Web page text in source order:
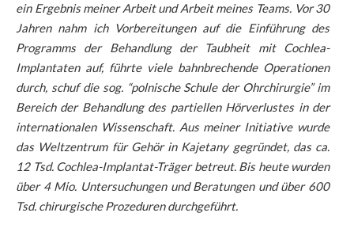
ein Ergebnis meiner Arbeit und Arbeit meines Teams.Vor 30
Jahren nahm ich Vorbereitungen auf die Einführung des
Programms der Behandlung der Taubheit mit Cochlea-
Implantaten auf, führte viele bahnbrechende Operationen
durch, schuf die sog. “polnische Schule der Ohrchirurgie” im
Bereich der Behandlung des partiellen Hörverlustes in der
internationalen Wissenschaft. Aus meiner Initiative wurde
das Weltzentrum für Gehör in Kajetany gegründet, das ca.
12 Tsd. Cochlea-Implantat-Träger betreut. Bis heute wurden
über 4 Mio. Untersuchungen und Beratungen und über 600
Tsd. chirurgische Prozeduren durchgeführt.